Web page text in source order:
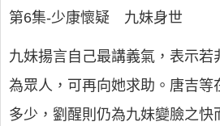
第6集-少康懷疑 九妹身世
九妹揚言自己最講義氣，表示若
為眾人，可再向她求助。唐吉等
多少，劉醒則仍為九妹變臉之快